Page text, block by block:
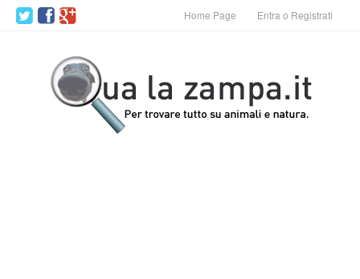
Home Page Entra o Registrati